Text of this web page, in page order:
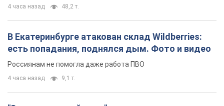
"Замечательный отец": в сети рассказали о
мужчине, которого Россия убила ударом по
Броварам. Фото
Мужчину вспоминают как профессионала своего дела
2 часа назад 1,2 т.